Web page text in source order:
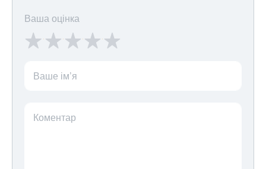
Ваша оцінка
Ваше ім’я
Коментар